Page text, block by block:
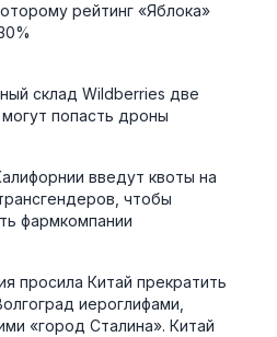
рейтинг «Яблока»
склад Wildberries две
попасть дроны
введут квоты на
чтобы
фармкомпании
просила Китай прекратить
иероглифами,
«город Сталина». Китай